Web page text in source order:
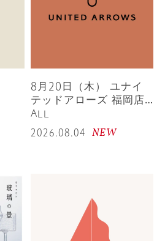
8月20日（木） ユナイ
テッドアローズ 福岡店
1Fウィメンズフロア リ
ニューアルオープン
ALL
2026.08.04 NEW